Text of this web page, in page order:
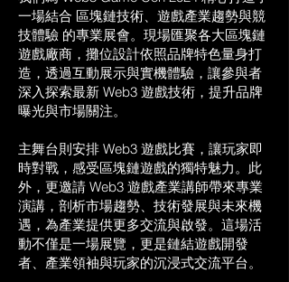
一場結合 區塊鏈技術、遊戲產業趨勢與競
技體驗 的專業展會。現場匯聚各大區塊鏈
遊戲廠商，攤位設計依照品牌特色量身打
造，透過互動展示與實機體驗，讓參與者
深入探索最新 Web3 遊戲技術，提升品牌
曝光與市場關注。
主舞台則安排 Web3 遊戲比賽，讓玩家即
時對戰，感受區塊鏈遊戲的獨特魅力。此
外，更邀請 Web3 遊戲產業講師帶來專業
演講，剖析市場趨勢、技術發展與未來機
遇，為產業提供更多交流與啟發。這場活
動不僅是一場展覽，更是鏈結遊戲開發
者、產業領袖與玩家的沉浸式交流平台。